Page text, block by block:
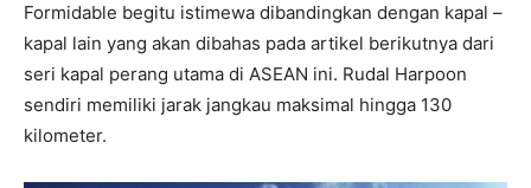
Formidable begitu istimewa dibandingkan dengan kapal –
kapal lain yang akan dibahas pada artikel berikutnya dari
seri kapal perang utama di ASEAN ini. Rudal Harpoon
sendiri memiliki jarak jangkau maksimal hingga 130
kilometer.